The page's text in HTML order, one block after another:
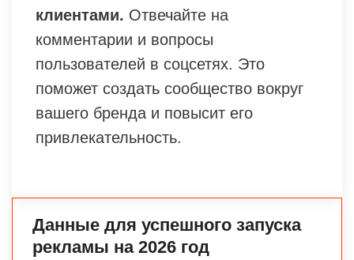
клиентами. Отвечайте на
комментарии и вопросы
пользователей в соцсетях. Это
поможет создать сообщество вокруг
вашего бренда и повысит его
привлекательность.
Данные для успешного запуска
рекламы на 2026 год